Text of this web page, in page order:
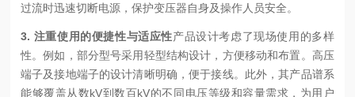
过流时迅速切断电源，保护变压器自身及操作人员安全。
3. 注重使用的便捷性与适应性产品设计考虑了现场使用的多样
性。例如，部分型号采用轻型结构设计，方便移动和布置。高压
端子及接地端子的设计清晰明确，便于接线。此外，其产品谱系
能够覆盖从数kV到数百kV的不同电压等级和容量需求，为用户